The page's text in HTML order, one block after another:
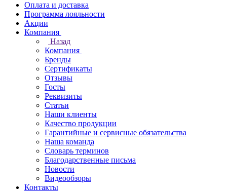
Оплата и доставка
Программа лояльности
Акции
Компания
Назад
Компания
Бренды
Сертификаты
Отзывы
Госты
Реквизиты
Статьи
Наши клиенты
Качество продукции
Гарантийные и сервисные обязательства
Наша команда
Словарь терминов
Благодарственные письма
Новости
Видеообзоры
Контакты